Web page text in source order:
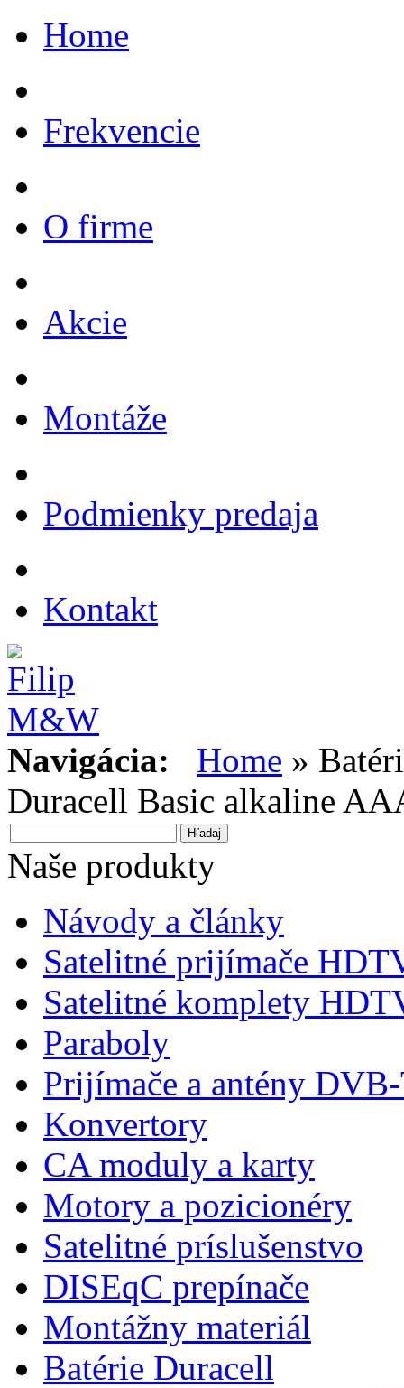
Home
Frekvencie
O firme
Akcie
Montáže
Podmienky predaja
Kontakt
Navigácia: Home »
Duracell Basic alkaline
Naše produkty
Návody a články
Satelitné prijímače
Satelitné komplety
Paraboly
Prijímače a antény
Konvertory
CA moduly a karty
Motory a pozicionéry
Satelitné príslušenstvo
DISEqC prepínače
Montážny materiál
Batérie Duracell